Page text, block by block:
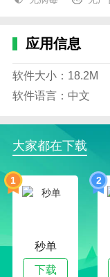
应用信息
软件大小：18.2M
软件语言：中文
大家都在下载
1
秒单
下载
2